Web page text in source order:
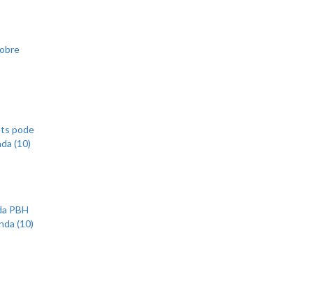
pode
(10)
PBH
(10)